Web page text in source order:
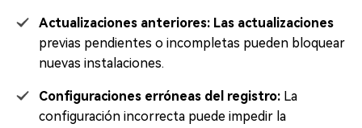
Actualizaciones anteriores: Las actualizaciones
previas pendientes o incompletas pueden bloquear
nuevas instalaciones.
Configuraciones erróneas del registro: La
configuración incorrecta puede impedir la